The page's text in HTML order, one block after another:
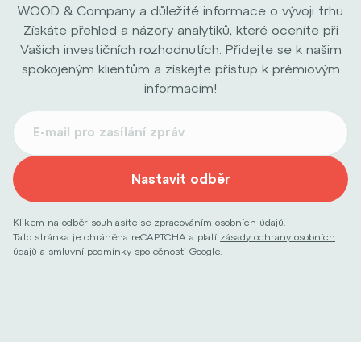
WOOD & Company a důležité informace o vývoji trhu.
Získáte přehled a názory analytiků, které oceníte při
Vašich investičních rozhodnutích. Přidejte se k našim
spokojeným klientům a získejte přístup k prémiovým
informacím!
Nastavit odběr
Klikem na odběr souhlasíte se zpracováním osobních údajů.
Tato stránka je chráněna reCAPTCHA a platí zásady ochrany osobních
údajů a smluvní podmínky společnosti Google.